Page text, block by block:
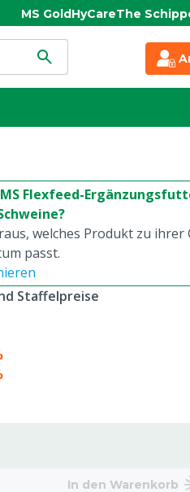
MS GoldHyCareThe
Flexfeed-
welches Produkt zu ihrer
passt.
In den Warenkorb
Staffelpreise